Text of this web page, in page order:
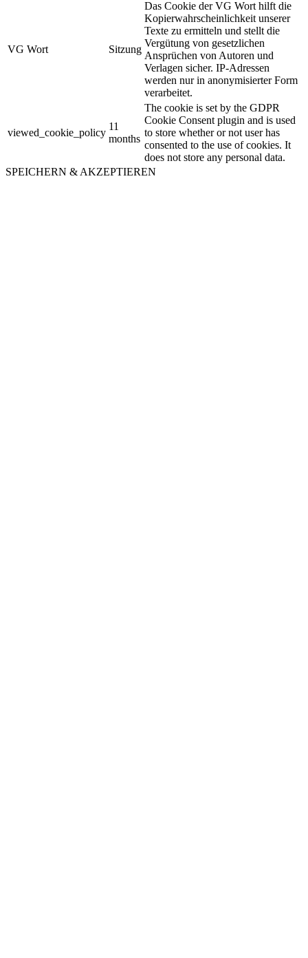
VG Wort Sitzung
Das Cookie der VG Wort hilft die
Kopierwahrscheinlichkeit unserer
Texte zu ermitteln und stellt die
Vergütung von gesetzlichen
Ansprüchen von Autoren und
Verlagen sicher. IP-Adressen
werden nur in anonymisierter Form
verarbeitet.
viewed_cookie_policy
11
months
The cookie is set by the GDPR
Cookie Consent plugin and is used
to store whether or not user has
consented to the use of cookies. It
does not store any personal data.
SPEICHERN & AKZEPTIEREN